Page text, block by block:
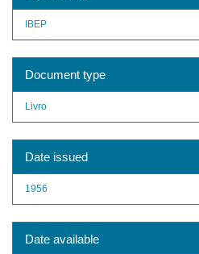
IBEP
Document type
Livro
Date issued
1956
Date available